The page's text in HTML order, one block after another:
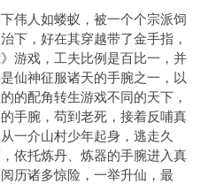
伟人如蝼蚁，被一个个宗派饲
下，好在其穿越带了金手指，
游戏，工夫比例是百比一，并
仙神征服诸天的手腕之一，以
的配角转生游戏不同的天下，
手腕，苟到老死，接着反哺真
一介山村少年起身，逃走久
依托炼丹、炼器的手腕进入真
历诸多惊险，一举升仙，最